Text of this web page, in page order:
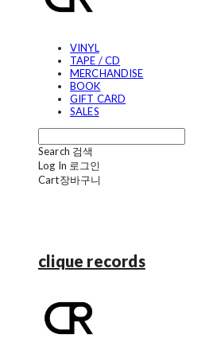
VINYL
TAPE / CD
MERCHANDISE
BOOK
GIFT CARD
SALES
Search 검색
Log In 로그인
Cart장바구니
clique records